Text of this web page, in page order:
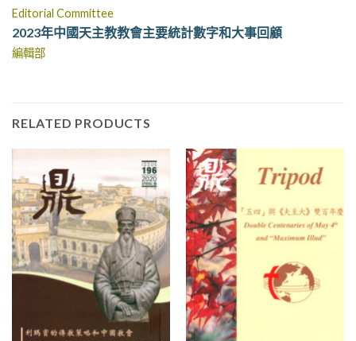
Editorial Committee
2023年中國天主教教會主要統計數字和大事回顧
編輯部
RELATED PRODUCTS